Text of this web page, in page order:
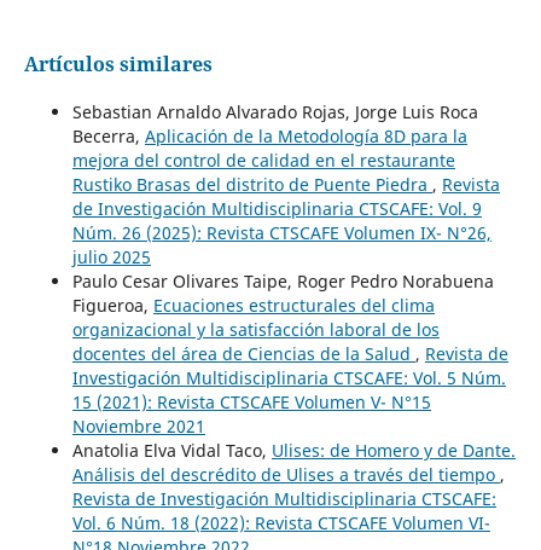
Artículos similares
Sebastian Arnaldo Alvarado Rojas, Jorge Luis Roca
Becerra, Aplicación de la Metodología 8D para la
mejora del control de calidad en el restaurante
Rustiko Brasas del distrito de Puente Piedra , Revista
de Investigación Multidisciplinaria CTSCAFE: Vol. 9
Núm. 26 (2025): Revista CTSCAFE Volumen IX- N°26,
julio 2025
Paulo Cesar Olivares Taipe, Roger Pedro Norabuena
Figueroa, Ecuaciones estructurales del clima
organizacional y la satisfacción laboral de los
docentes del área de Ciencias de la Salud , Revista de
Investigación Multidisciplinaria CTSCAFE: Vol. 5 Núm.
15 (2021): Revista CTSCAFE Volumen V- N°15
Noviembre 2021
Anatolia Elva Vidal Taco, Ulises: de Homero y de Dante.
Análisis del descrédito de Ulises a través del tiempo ,
Revista de Investigación Multidisciplinaria CTSCAFE:
Vol. 6 Núm. 18 (2022): Revista CTSCAFE Volumen VI-